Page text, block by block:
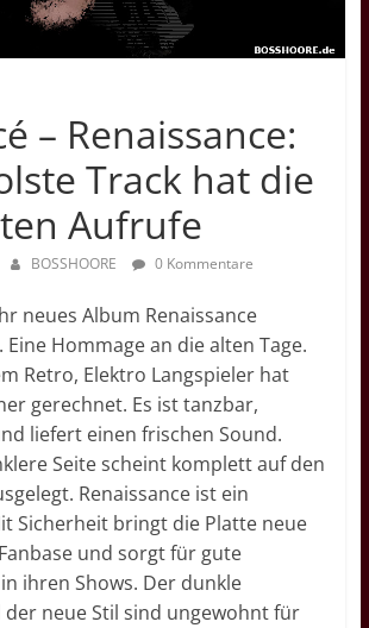
Übersetzungen,
– Renaissance:
Track hat die
Aufrufe
BOSSHOORE 0 Kommentare
neues Album Renaissance
Hommage an die alten Tage.
Retro, Elektro Langspieler hat
gerechnet. Es ist tanzbar,
liefert einen frischen Sound.
Seite scheint komplett auf den
Renaissance ist ein
Sicherheit bringt die Platte neue
und sorgt für gute
ihren Shows. Der dunkle
neue Stil sind ungewohnt für